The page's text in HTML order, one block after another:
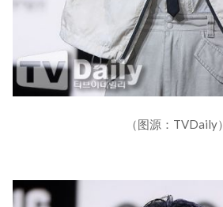
（图源：TVDaily）